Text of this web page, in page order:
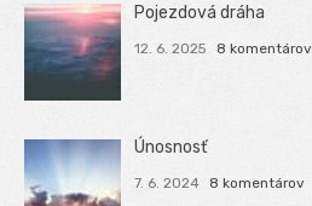
Pojezdová dráha
12. 6. 2025 8 komentárov
Únosnosť
7. 6. 2024 8 komentárov